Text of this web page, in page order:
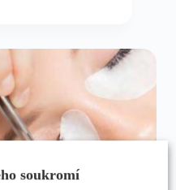
soukromí